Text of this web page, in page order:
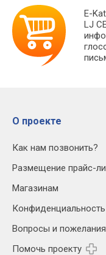
E-
LJ
О проекте
Как нам позвонить?
Размещение прайс-
Магазинам
Конфиденциальность
Вопросы и
Помочь проекту